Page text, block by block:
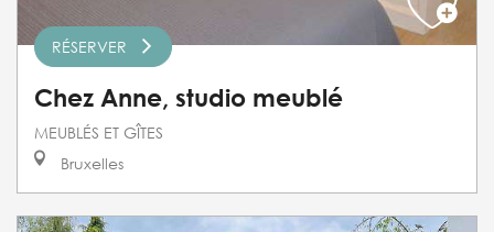
RÉSERVER
Chez Anne, studio meublé
MEUBLÉS ET GÎTES
Bruxelles